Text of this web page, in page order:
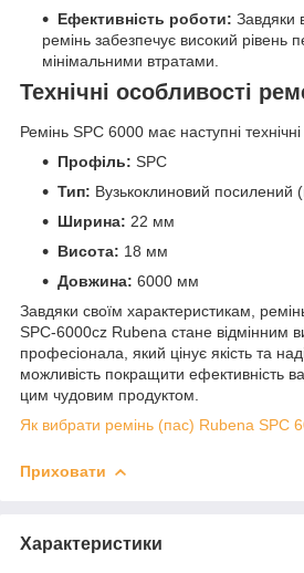
Ефективність роботи: Завдяки
ремінь забезпечує високий рівень
мінімальними втратами.
Технічні особливості
Ремінь SPC 6000 має наступні
Профіль: SPC
Тип: Вузькоклиновий посилений
Ширина: 22 мм
Висота: 18 мм
Довжина: 6000 мм
Завдяки своїм характеристикам,
SPC-6000cz Rubena стане відмінним
професіонала, який цінує якість та
можливість покращити ефективність
цим чудовим продуктом.
Як вибрати ремінь (пас) Rubena SPC
Приховати
Характеристики